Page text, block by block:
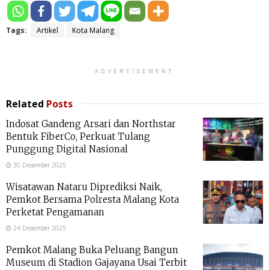
Tags: Artikel Kota Malang
ADVERTISEMENT
Related Posts
Indosat Gandeng Arsari dan Northstar
Bentuk FiberCo, Perkuat Tulang
Punggung Digital Nasional
30 Desember 2025
Wisatawan Nataru Diprediksi Naik,
Pemkot Bersama Polresta Malang Kota
Perketat Pengamanan
24 Desember 2025
Pemkot Malang Buka Peluang Bangun
Museum di Stadion Gajayana Usai Terbit